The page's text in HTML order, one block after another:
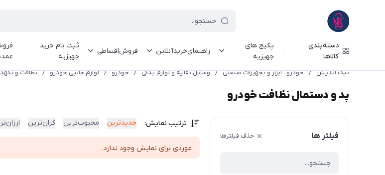
دسته‌بندی
کالاها
پکیج های
جهیزیه
راهنمای‌خرید‌آنلاین فروش‌اقساطی
ثبت نام خرید
جهیزیه
نیک اندیش / خودرو ، ابزار و تجهیزات صنعتی / وسایل نقلیه و لوازم یدکی / خودرو / لوازم جانبی خودرو / نظافت و
پد و دستمال نظافت خودرو
فیلتر ها حذف فیلترها
ترتیب نمایش: جدیدترین محبوب‌ترین گران‌ترین
موردی برای نمایش وجود ندارد.